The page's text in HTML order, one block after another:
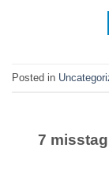
Posted in
7